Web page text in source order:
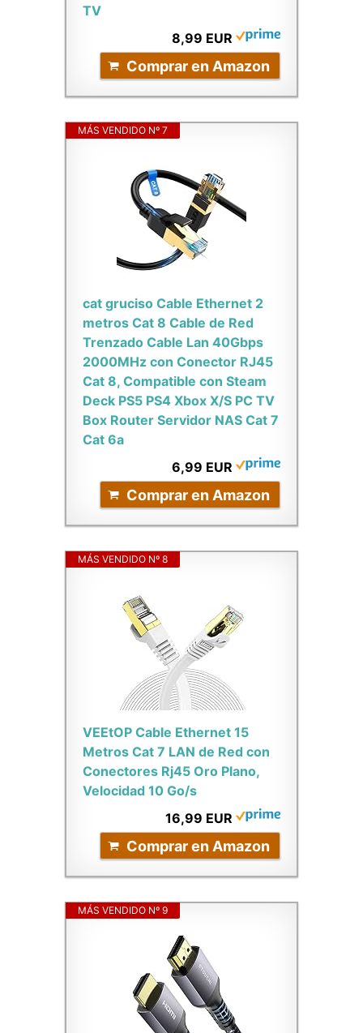
TV
8,99 EUR
Comprar en Amazon
MÁS VENDIDO Nº 7
cat gruciso Cable Ethernet 2
metros Cat 8 Cable de Red
Trenzado Cable Lan 40Gbps
2000MHz con Conector RJ45
Cat 8, Compatible con Steam
Deck PS5 PS4 Xbox X/S PC TV
Box Router Servidor NAS Cat 7
Cat 6a
6,99 EUR
Comprar en Amazon
MÁS VENDIDO Nº 8
VEEtOP Cable Ethernet 15
Metros Cat 7 LAN de Red con
Conectores Rj45 Oro Plano,
Velocidad 10 Go/s
16,99 EUR
Comprar en Amazon
MÁS VENDIDO Nº 9